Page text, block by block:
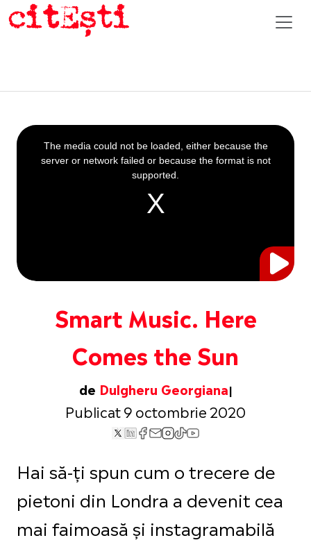
Smart Music. Here
Comes the Sun
de Dulgheru Georgiana
Publicat 9 octombrie 2020
This
is
a
The media could not be loaded, either because the
server or network failed or because the format is not
supported.
Hai să-ți spun cum o trecere de
pietoni din Londra a devenit cea
mai faimoasă și instagramabilă